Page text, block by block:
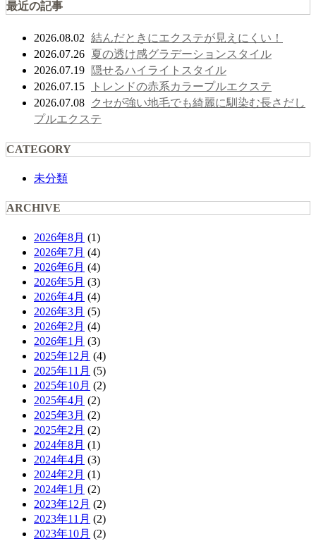
最近の記事
2026.08.02 結んだときにエクステが見えにくい！
2026.07.26 夏の透け感グラデーションスタイル
2026.07.19 隠せるハイライトスタイル
2026.07.15 トレンドの赤系カラープルエクステ
2026.07.08
クセが強い地毛でも綺麗に馴染む長さだし
プルエクステ
CATEGORY
未分類
ARCHIVE
2026年8月 (1)
2026年7月 (4)
2026年6月 (4)
2026年5月 (3)
2026年4月 (4)
2026年3月 (5)
2026年2月 (4)
2026年1月 (3)
2025年12月 (4)
2025年11月 (5)
2025年10月 (2)
2025年4月 (2)
2025年3月 (2)
2025年2月 (2)
2024年8月 (1)
2024年4月 (3)
2024年2月 (1)
2024年1月 (2)
2023年12月 (2)
2023年11月 (2)
2023年10月 (2)